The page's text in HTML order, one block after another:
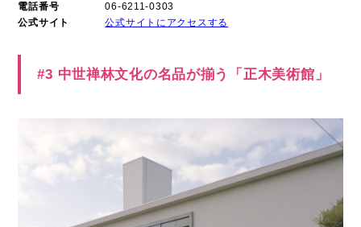
電話番号
06-6211-0303
公式サイト
公式サイトにアクセスする
#3 中世禅林文化の名品が揃う「正木美術館」